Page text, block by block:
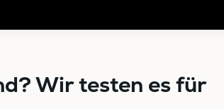
Wir testen es für